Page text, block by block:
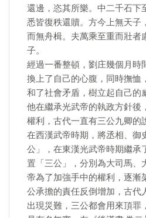
還邊，恣其所樂。中二千石下
悉皆復秩還贖。方今上無天子
而無舟楫。夫萬乘至重而壯者
子。
經過一番整頓，劉庄幾個月時
換上了自己的心腹，同時撫恤
和了社會矛盾，樹立起自己的
他在繼承光武帝的執政方針後
權利，古代一直有三公九卿的
在西漢武帝時期，將丞相、御
公」，在東漢光武帝時期繼承
置「三公」，分別為大司馬、
帝為了加強手中的權利，逐漸
公承擔的責任反倒增加，古代
出現災難，三公都會用來頂罪